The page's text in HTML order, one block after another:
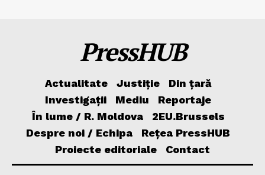
PressHUB
Actualitate Justiție
Din țară
Investigații
Mediu
Reportaje
În lume / R. Moldova
2EU.Brussels
Despre noi / Echipa
Rețea PressHUB
Proiecte editoriale
Contact